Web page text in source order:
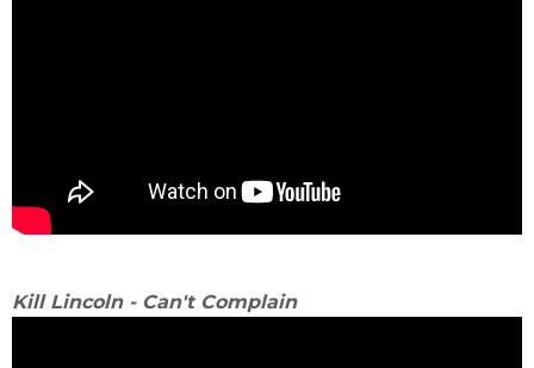
Kill Lincoln - Can't Complain